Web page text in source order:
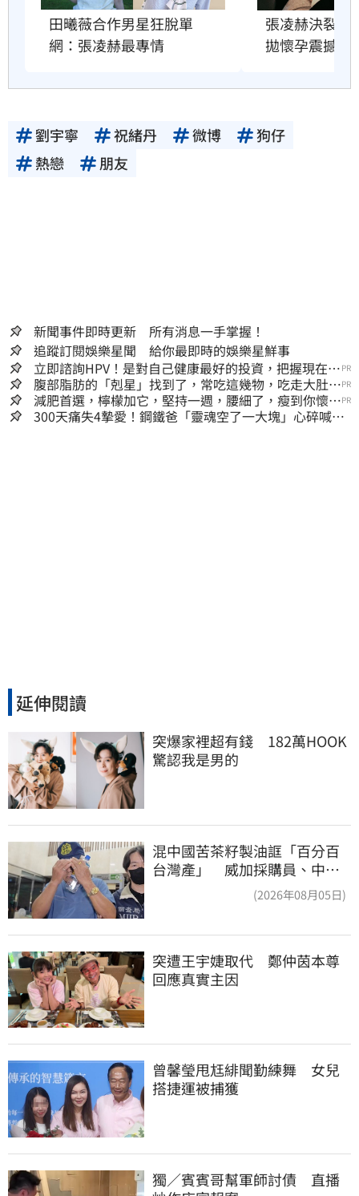
田曦薇合作男星狂脫單
網：張凌赫最專情
張凌赫決裂舊
拋懷孕震撼彈
劉宇寧 祝緒丹 微博
狗仔
熱戀
朋友
新聞事件即時更新 所有消息一手掌握！
追蹤訂閱娛樂星聞 給你最即時的娛樂星鮮事
立即諮詢HPV！是對自己健康最好的投資，把握現在不
嫌晚！
PR
腹部脂肪的「剋星」找到了，常吃這幾物，吃走大肚
囊，瘦出小蠻腰
PR
減肥首選，檸檬加它，堅持一週，腰細了，瘦到你懷疑
人生
PR
300天痛失4摯愛！鋼鐵爸「靈魂空了一大塊」心碎喊：
延伸閱讀
突爆家裡超有錢　182萬HOOK
驚認我是男的
混中國苦茶籽製油誆「百分百
台灣產」 威加採購員、中間
(2026年08月05日)
突遭王宇婕取代　鄭仲茵本尊
回應真實主因
曾馨瑩甩尪緋聞勤練舞　女兒
搭捷運被捕獲
獨／賓賓哥幫軍師討債　直播